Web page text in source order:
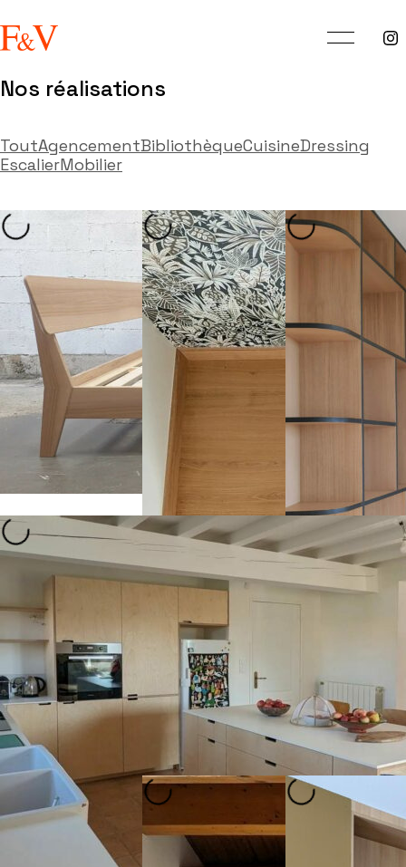
Nos réalisations
ToutAgencementBibliothèqueCuisineDressing
EscalierMobilier